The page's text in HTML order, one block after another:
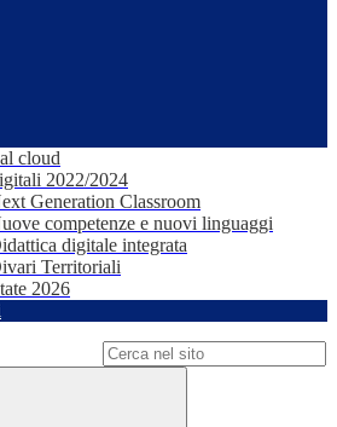
cloud
2022/2024
Generation Classroom
competenze e nuovi linguaggi
digitale integrata
Territoriali
2026